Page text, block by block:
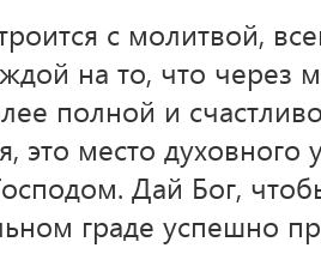
с молитвой,
на то, что через
полной и
это место
Дай Бог,
граде успешно